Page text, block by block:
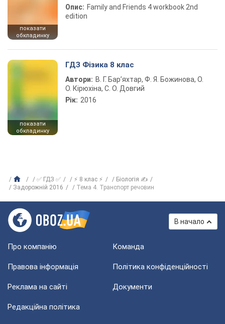
показати
обкладинку
Опис: Family and Friends 4 workbook 2nd
edition
показати
обкладинку
ГДЗ Фізика 8 клас
Автори: В. Г. Бар’яхтар, Ф. Я. Божинова, О.
О. Кірюхіна, С. О. Довгий
Рік: 2016
✅ ГДЗ ✅ ⚡ 8 клас ⚡
Біологія ✍
Задорожній 2016
Тема 4. Транспорт речовин
В начало
Про компанію Команда
Правова інформація Політика конфіденційності
Реклама на сайті Документи
Редакційна політика